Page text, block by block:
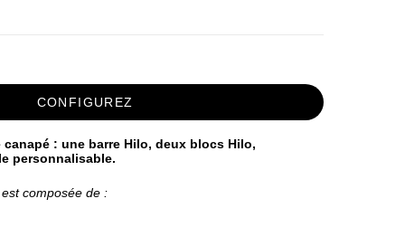
CONFIGUREZ
: une barre Hilo, deux blocs Hilo,
personnalisable.
composée de :